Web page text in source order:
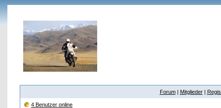
Forum| Mitglieder|
4 Benutzer online